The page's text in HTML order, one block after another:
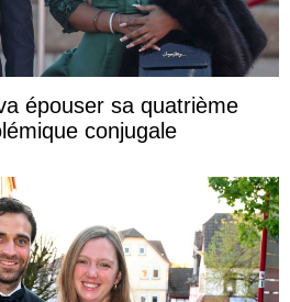
épouser sa quatrième
conjugale